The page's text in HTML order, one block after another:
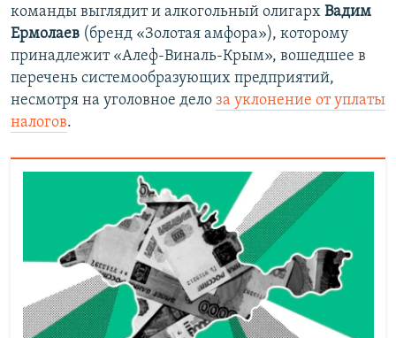
команды выглядит и алкогольный олигарх Вадим
Ермолаев (бренд «Золотая амфора»), которому
принадлежит «Алеф-Виналь-Крым», вошедшее в
перечень системообразующих предприятий,
несмотря на уголовное дело за уклонение от уплаты
налогов.